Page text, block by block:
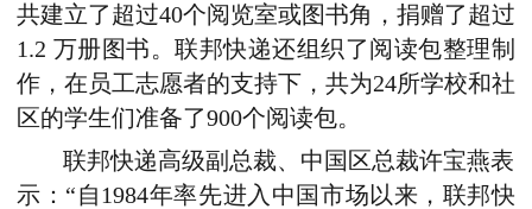
共建立了超过40个阅览室或图书角，捐赠了超过
1.2 万册图书。联邦快递还组织了阅读包整理制
作，在员工志愿者的支持下，共为24所学校和社
区的学生们准备了900个阅读包。
联邦快递高级副总裁、中国区总裁许宝燕表
示：“自1984年率先进入中国市场以来，联邦快